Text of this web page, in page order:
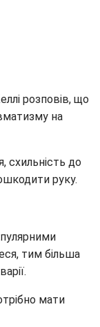
розповів, що
на
схильність до
руку.
тим більша
мати